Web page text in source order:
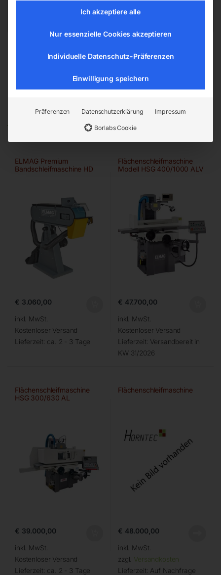
Ähnliche Produkte
ELMAG Premium
Bandschleifmaschine HD
€ 3.060,00
inkl. MwSt.
Kostenloser Versand
Lieferzeit: ca. 2 - 3 Tage
Flächenschleifmaschine
Modell HSG 400/1000 ALV
€ 47.700,00
inkl. MwSt.
Kostenloser Versand
Lieferzeit: Versandbereit in
KW 31/2026
Flächenschleifmaschine
HSG 300/630 AL
€ 39.000,00
inkl. MwSt.
Kostenloser Versand
Lieferzeit: ca. 2 - 3 Tage
Flächenschleifmaschine
€ 48.000,00
inkl. MwSt.
zzgl. Versandkosten
Lieferzeit: Auf Nachfrage
Ich akzeptiere alle
Nur essenzielle Cookies akzeptieren
Individuelle Datenschutz-Präferenzen
Einwilligung speichern
Präferenzen Datenschutzerklärung Impressum
Borlabs Cookie